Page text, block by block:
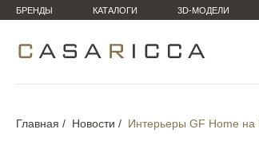
БРЕНДЫ КАТАЛОГИ 3D-МОДЕЛИ
Главная Новости Интерьеры GF Home на